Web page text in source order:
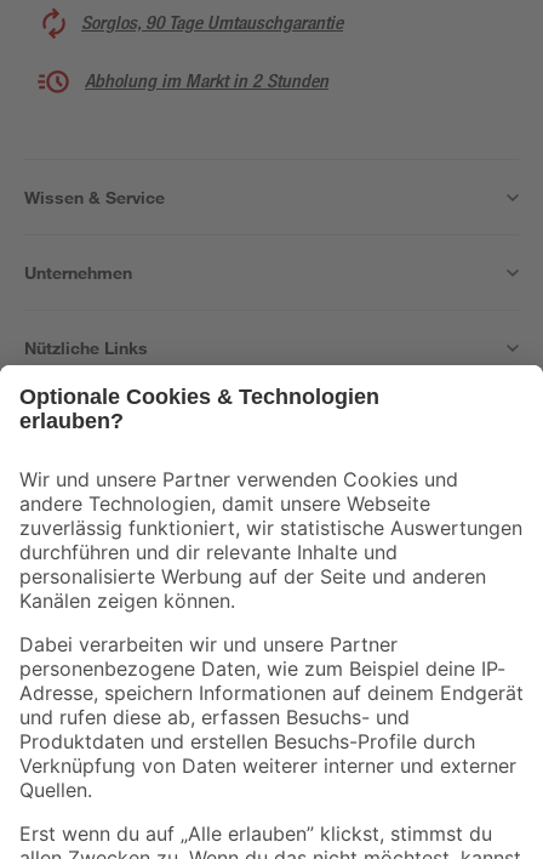
Sorglos, 90 Tage Umtauschgarantie
Abholung im Markt in 2 Stunden
Wissen & Service
Unternehmen
Nützliche Links
Der toom Newsletter: Keine Angebote und Aktionen mehr verpassen!
Zur Newsletter Anmeldung
Folge uns
Zahlungsarten Versandarten
Sicher einkaufen